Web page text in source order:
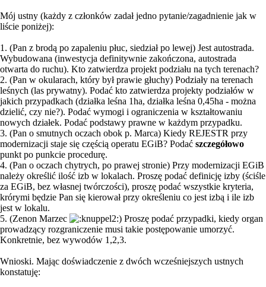
Mój ustny (każdy z członków zadał jedno pytanie/zagadnienie jak w
liście poniżej):
1. (Pan z brodą po zapaleniu płuc, siedział po lewej) Jest autostrada.
Wybudowana (inwestycja definitywnie zakończona, autostrada
otwarta do ruchu). Kto zatwierdza projekt podziału na tych terenach?
2. (Pan w okularach, który był prawie głuchy) Podziały na terenach
leśnych (las prywatny). Podać kto zatwierdza projekty podziałów w
jakich przypadkach (działka leśna 1ha, działka leśna 0,45ha - można
dzielić, czy nie?). Podać wymogi i ograniczenia w kształtowaniu
nowych działek. Podać podstawy prawne w każdym przypadku.
3. (Pan o smutnych oczach obok p. Marca) Kiedy REJESTR przy
modernizacji staje się częścią operatu EGiB? Podać szczegółowo
punkt po punkcie procedurę.
4. (Pan o oczach chytrych, po prawej stronie) Przy modernizacji EGiB
należy określić ilość izb w lokalach. Proszę podać definicję izby (ściśle
za EGiB, bez własnej twórczości), proszę podać wszystkie kryteria,
krórymi będzie Pan się kierował przy określeniu co jest izbą i ile izb
jest w lokalu.
5. (Zenon Marzec
) Proszę podać przypadki, kiedy organ
prowadzący rozgraniczenie musi takie postępowanie umorzyć.
Konkretnie, bez wywodów 1,2,3.
Wnioski. Mając doświadczenie z dwóch wcześniejszych ustnych
konstatuję: